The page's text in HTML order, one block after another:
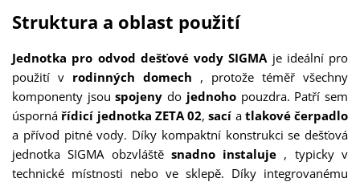
Struktura a oblast použití
Jednotka pro odvod dešťové vody SIGMA je ideální pro
použití v rodinných domech , protože téměř všechny
komponenty jsouspojenydo jednohopouzdra. Patří sem
úspornářídicí jednotka ZETA 02,sací a tlakové čerpadlo
a přívod pitné vody. Díky kompaktní konstrukci se dešťová
jednotka SIGMA obzvláště snadno instaluje , typicky v
technické místnosti nebo ve sklepě. Díky integrovanému